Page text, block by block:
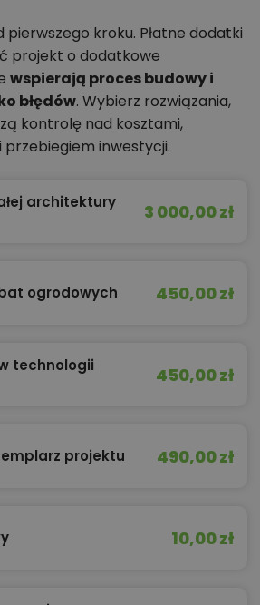
pierwszego kroku. Płatne dodatki
projekt o dodatkowe
wspierają proces budowy i
błędów. Wybierz rozwiązania,
kontrolę nad kosztami,
inwestycji.
architektury
3 000,00 zł
ogrodowych 450,00 zł
technologii
450,00 zł
projektu 490,00 zł
10,00 zł